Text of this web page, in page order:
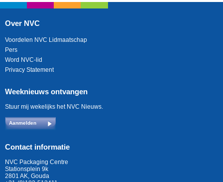
Over NVC
Voordelen NVC Lidmaatschap
Pers
Word NVC-lid
Privacy Statement
Weeknieuws ontvangen
Stuur mij wekelijks het NVC Nieuws.
Aanmelden
Contact informatie
NVC Packaging Centre
Stationsplein 9k
2801 AK, Gouda